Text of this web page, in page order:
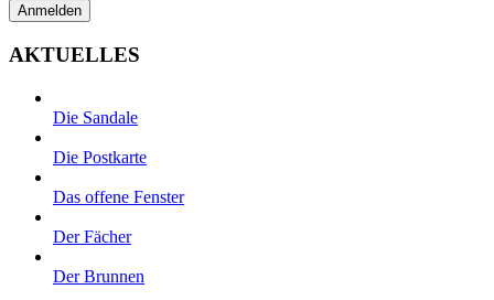
AKTUELLES
Die Sandale
Die Postkarte
Das offene Fenster
Der Fächer
Der Brunnen